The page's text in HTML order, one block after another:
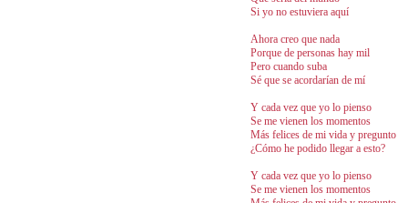
Si yo no estuviera aquí
Ahora creo que nada
Porque de personas hay mil
Pero cuando suba
Sé que se acordarían de mí
Y cada vez que yo lo pienso
Se me vienen los momentos
Más felices de mi vida y pregunto
¿Cómo he podido llegar a esto?
Y cada vez que yo lo pienso
Se me vienen los momentos